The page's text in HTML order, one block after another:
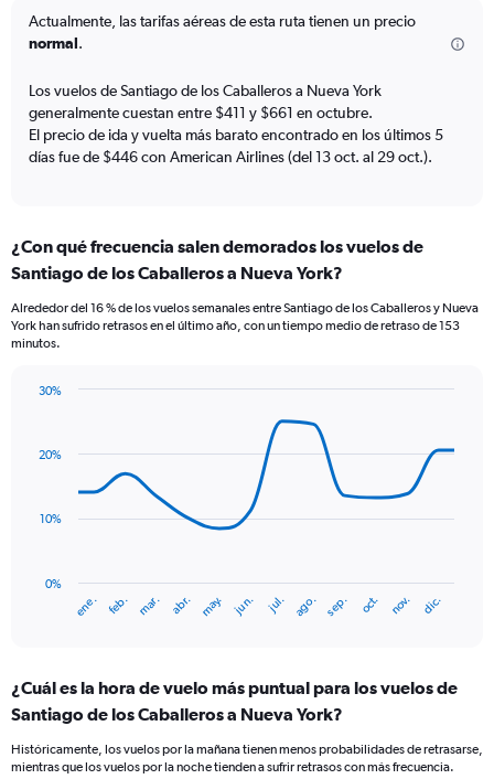
The
chart
has
Y
axis
displaying
values.
30.
Actualmente, las tarifas aéreas de esta ruta tienen un precio
normal.
Los vuelos de Santiago de los Caballeros a Nueva York
generalmente cuestan entre $411 y $661 en octubre.
El precio de ida y vuelta más barato encontrado en los últimos 5
días fue de $446 con American Airlines (del 13 oct. al 29 oct.).
¿Con qué frecuencia salen demorados los vuelos de
Santiago de los Caballeros a Nueva York?
Alrededor del 16 % de los vuelos semanales entre Santiago de los Caballeros y Nueva
York han sufrido retrasos en el último año, con un tiempo medio de retraso de 153
minutos.
with
14
has
categories.
Range:
categories.
The
ene. feb. mar. abr. may. jun. jul. ago. sep. oct. nov. dic.
10%
20%
30%
0%
¿Cuál es la hora de vuelo más puntual para los vuelos de
Santiago de los Caballeros a Nueva York?
Históricamente, los vuelos por la mañana tienen menos probabilidades de retrasarse,
mientras que los vuelos por la noche tienden a sufrir retrasos con más frecuencia.